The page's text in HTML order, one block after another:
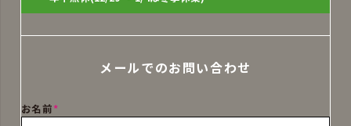
メールでのお問い合わせ
お名前*